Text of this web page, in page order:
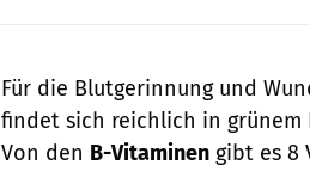
Für die Blutgerinnung und
findet sich reichlich in grünem
Von den B-Vitaminen gibt es 8